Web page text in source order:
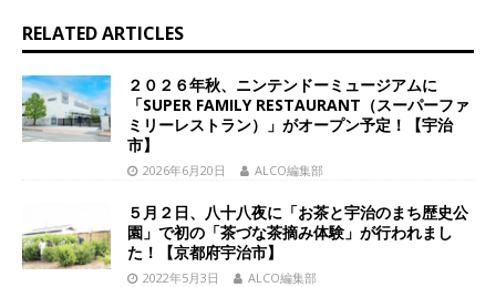
RELATED ARTICLES
２０２６年秋、ニンテンドーミュージアムに
「SUPER FAMILY RESTAURANT（スーパーファ
ミリーレストラン）」がオープン予定！【宇治
市】
2026年6月20日 ALCO編集部
５月２日、八十八夜に「お茶と宇治のまち歴史公
園」で初の「茶づな茶摘み体験」が行われまし
た！【京都府宇治市】
2022年5月3日 ALCO編集部